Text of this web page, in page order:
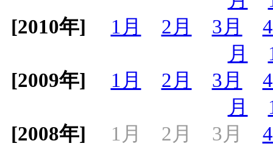
[2010年]
1月 2月 3月
月
[2009年]
1月 2月 3月
月
[2008年]
1月 2月 3月